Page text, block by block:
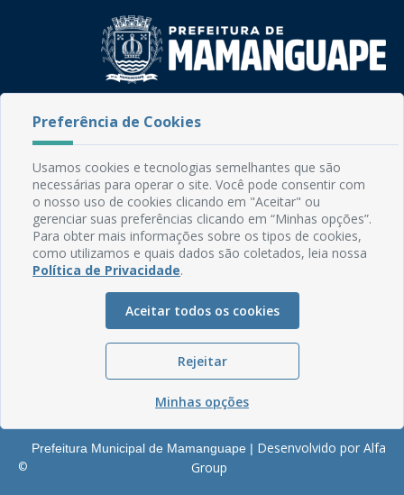
CEP: 58.280-000 - Mamanguape/PB
Fone: (83) 3292-2246
Email: comunicacao@mamanguape.pb.gov.br
Expediente: Segunda à Sexta, das 08h às 13h
Mapa do Site
Perguntas frequentes
Glossário
Serviços Internos
©
Prefeitura Municipal de Mamanguape | Desenvolvido por Alfa
Group
Preferência de Cookies
Usamos cookies e tecnologias semelhantes que são
necessárias para operar o site. Você pode consentir com
o nosso uso de cookies clicando em "Aceitar" ou
gerenciar suas preferências clicando em “Minhas opções”.
Para obter mais informações sobre os tipos de cookies,
como utilizamos e quais dados são coletados, leia nossa
Política de Privacidade.
Aceitar todos os cookies
Rejeitar
Minhas opções